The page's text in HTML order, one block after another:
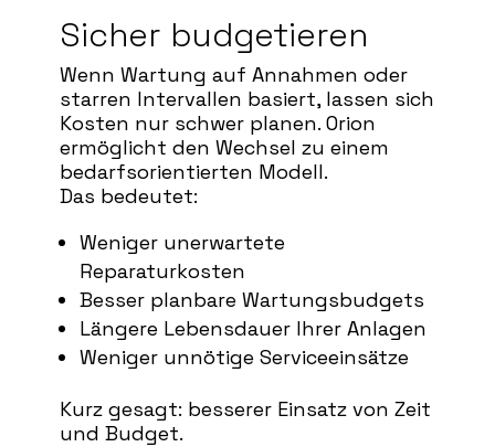
Sicher budgetieren
Wenn Wartung auf Annahmen oder
starren Intervallen basiert, lassen sich
Kosten nur schwer planen. Orion
ermöglicht den Wechsel zu einem
bedarfsorientierten Modell.
Das bedeutet:
Weniger unerwartete
Reparaturkosten
Besser planbare Wartungsbudgets
Längere Lebensdauer Ihrer Anlagen
Weniger unnötige Serviceeinsätze
Kurz gesagt: besserer Einsatz von Zeit
und Budget.